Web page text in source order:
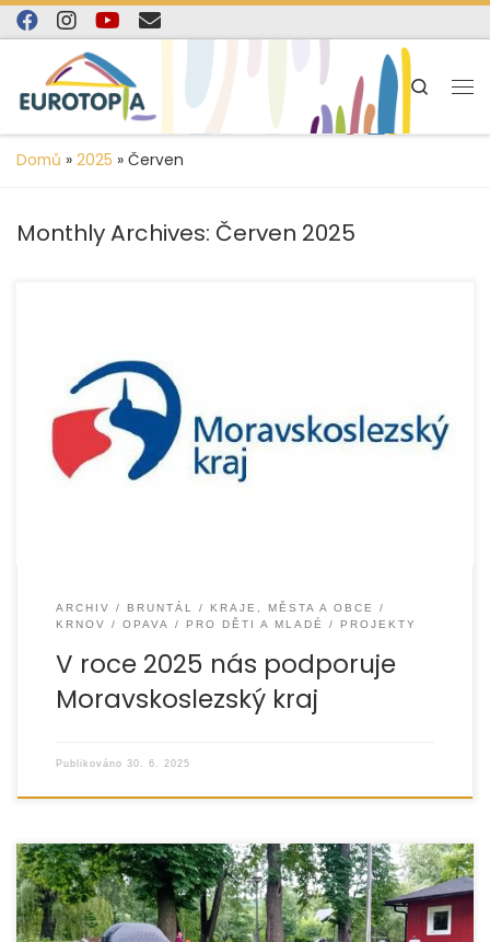
content
Skip to content
Search
Domů » 2025 » Červen
Monthly Archives: Červen 2025
Organizace EUROTOPIA.CZ realizuje v roce 2025 řadu
sociálních, preventivních a vzdělávacích projektů díky
finanční podpoře Moravskoslezského kraje. Podpora
kraje umožnila rozvíjet služby
ARCHIV BRUNTÁL
KRAJE, MĚSTA A OBCE
KRNOV
OPAVA PRO DĚTI A MLADÉ PROJEKTY
V roce 2025 nás podporuje
Moravskoslezský kraj
Publikováno 30. 6. 2025